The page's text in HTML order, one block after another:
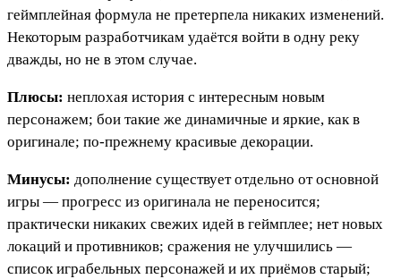
геймплейная формула не претерпела никаких изменений.
Некоторым разработчикам удаётся войти в одну реку
дважды, но не в этом случае.
Плюсы: неплохая история с интересным новым
персонажем; бои такие же динамичные и яркие, как в
оригинале; по-прежнему красивые декорации.
Минусы: дополнение существует отдельно от основной
игры — прогресс из оригинала не переносится;
практически никаких свежих идей в геймплее; нет новых
локаций и противников; сражения не улучшились —
список играбельных персонажей и их приёмов старый;